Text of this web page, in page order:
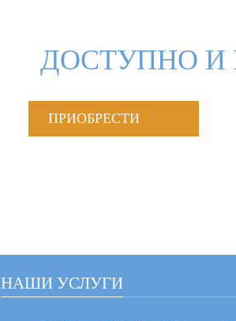
ДОСТУПНО И
ПРИОБРЕСТИ
НАШИ УСЛУГИ